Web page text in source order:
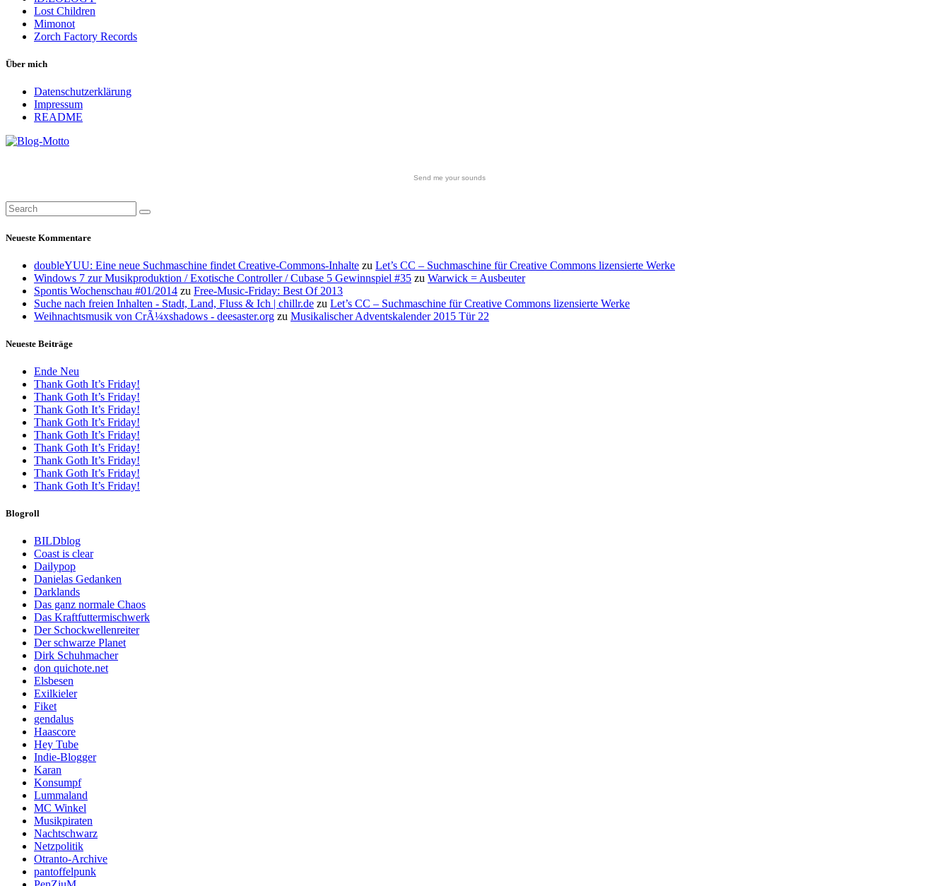
Lost Children
Mimonot
Zorch Factory Records
Über mich
Datenschutzerklärung
Impressum
README
Send me your sounds
Neueste Kommentare
doubleYUU: Eine neue Suchmaschine findet Creative-Commons-Inhalte zu Let’s CC – Suchmaschine für Creative Commons lizensierte Werke
Windows 7 zur Musikproduktion / Exotische Controller / Cubase 5 Gewinnspiel #35 zu Warwick = Ausbeuter
Spontis Wochenschau #01/2014 zu Free-Music-Friday: Best Of 2013
Suche nach freien Inhalten - Stadt, Land, Fluss & Ich | chillr.de zu Let’s CC – Suchmaschine für Creative Commons lizensierte Werke
Weihnachtsmusik von CrÃ¼xshadows - deesaster.org zu Musikalischer Adventskalender 2015 Tür 22
Neueste Beiträge
Ende Neu
Thank Goth It’s Friday!
Thank Goth It’s Friday!
Thank Goth It’s Friday!
Thank Goth It’s Friday!
Thank Goth It’s Friday!
Thank Goth It’s Friday!
Thank Goth It’s Friday!
Thank Goth It’s Friday!
Thank Goth It’s Friday!
Blogroll
BILDblog
Coast is clear
Dailypop
Danielas Gedanken
Darklands
Das ganz normale Chaos
Das Kraftfuttermischwerk
Der Schockwellenreiter
Der schwarze Planet
Dirk Schuhmacher
don quichote.net
Elsbesen
Exilkieler
Fiket
gendalus
Haascore
Hey Tube
Indie-Blogger
Karan
Konsumpf
Lummaland
MC Winkel
Musikpiraten
Nachtschwarz
Netzpolitik
Otranto-Archive
pantoffelpunk